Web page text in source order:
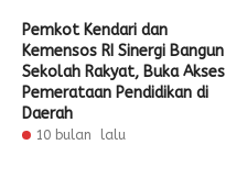
Pemkot Kendari dan
Kemensos RI Sinergi Bangun
Sekolah Rakyat, Buka Akses
Pemerataan Pendidikan di
Daerah
10 bulan lalu